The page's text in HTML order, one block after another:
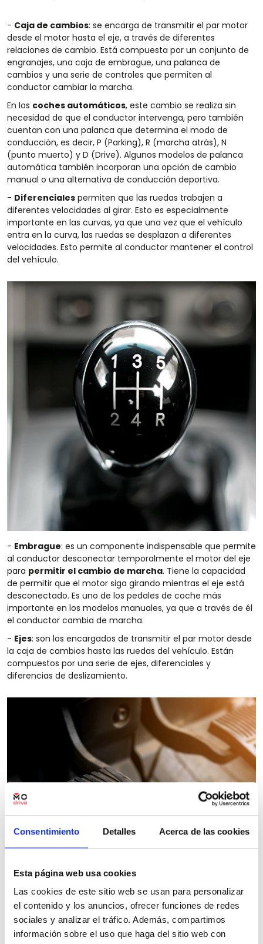
Consentimiento Detalles Acerca de las cookies
Esta página web usa cookies
Las cookies de este sitio web se usan para personalizar
el contenido y los anuncios, ofrecer funciones de redes
sociales y analizar el tráfico. Además, compartimos
información sobre el uso que haga del sitio web con
- Caja de cambios: se encarga de transmitir el par motor
desde el motor hasta el eje, a través de diferentes
relaciones de cambio. Está compuesta por un conjunto de
engranajes, una caja de embrague, una palanca de
cambios y una serie de controles que permiten al
conductor cambiar la marcha.
En los coches automáticos, este cambio se realiza sin
necesidad de que el conductor intervenga, pero también
cuentan con una palanca que determina el modo de
conducción, es decir, P (Parking), R (marcha atrás), N
(punto muerto) y D (Drive). Algunos modelos de palanca
automática también incorporan una opción de cambio
manual o una alternativa de conducción deportiva.
- Diferenciales permiten que las ruedas trabajen a
diferentes velocidades al girar. Esto es especialmente
importante en las curvas, ya que una vez que el vehículo
entra en la curva, las ruedas se desplazan a diferentes
velocidades. Esto permite al conductor mantener el control
del vehículo.
- Embrague: es un componente indispensable que permite
al conductor desconectar temporalmente el motor del eje
para permitir el cambio de marcha. Tiene la capacidad
de permitir que el motor siga girando mientras el eje está
desconectado. Es uno de los pedales de coche más
importante en los modelos manuales, ya que a través de él
el conductor cambia de marcha.
- Ejes: son los encargados de transmitir el par motor desde
la caja de cambios hasta las ruedas del vehículo. Están
compuestos por una serie de ejes, diferenciales y
diferencias de deslizamiento.